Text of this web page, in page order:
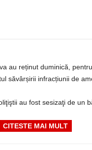
au reținut duminică,
săvârșirii infracțiunii de
au fost sesizaţi de un
CITESTE MAI MULT